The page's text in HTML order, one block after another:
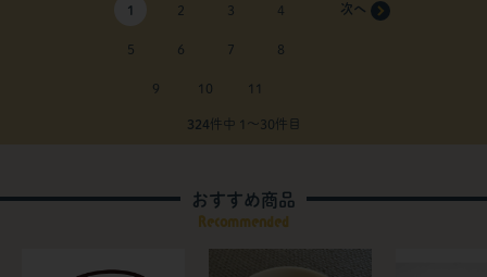
324件中 1〜30件目
1 2 3 4
5 6 7 8
9 10 11
おすすめ商品
Recommended